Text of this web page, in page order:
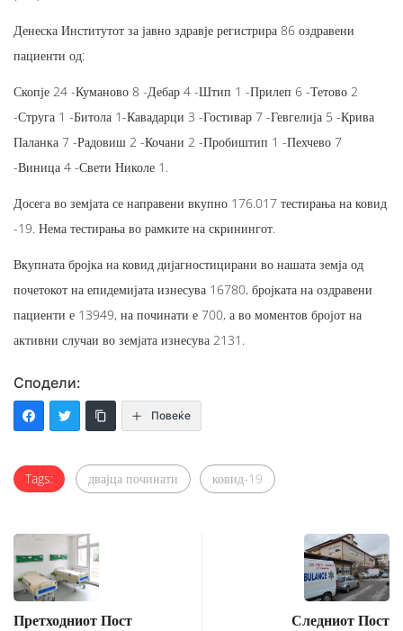
Денеска Институтот за јавно здравје регистрира 86 оздравени
пациенти од:
Скопје 24 -Куманово 8 -Дебар 4 -Штип 1 -Прилеп 6 -Тетово 2
-Струга 1 -Битола 1-Кавадарци 3 -Гостивар 7 -Гевгелија 5 -Крива
Паланка 7 -Радовиш 2 -Кочани 2 -Пробиштип 1 -Пехчево 7
-Виница 4 -Свети Николе 1.
Досега во земјата се направени вкупно 176.017 тестирања на ковид
-19. Нема тестирања во рамките на скринингот.
Вкупната бројка на ковид дијагностицирани во нашата земја од
почетокот на епидемијата изнесува 16780, бројката на оздравени
пациенти е 13949, на починати е 700, а во моментов бројот на
активни случаи во земјата изнесува 2131.
Сподели:
Повеќе
Tags: двајца починати ковид-19
Претходниот Пост Следниот Пост